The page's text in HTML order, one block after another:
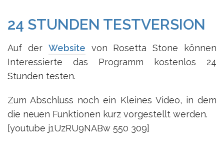
24 STUNDEN TESTVERSION
Auf der Website von Rosetta Stone können
Interessierte das Programm kostenlos 24
Stunden testen.
Zum Abschluss noch ein Kleines Video, in dem
die neuen Funktionen kurz vorgestellt werden.
[youtube j1UzRU9NABw 550 309]